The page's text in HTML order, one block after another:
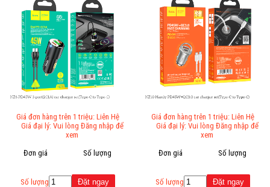
Giá đơn hàng trên 1 triệu: Liên Hệ
Giá đại lý: Vui lòng Đăng nhập để
xem
Đơn giá
Số lượng
Số lượng
Giá đơn hàng trên 1 triệu: Liên Hệ
Giá đại lý: Vui lòng Đăng nhập để
xem
Đơn giá
Số lượng
Số lượng